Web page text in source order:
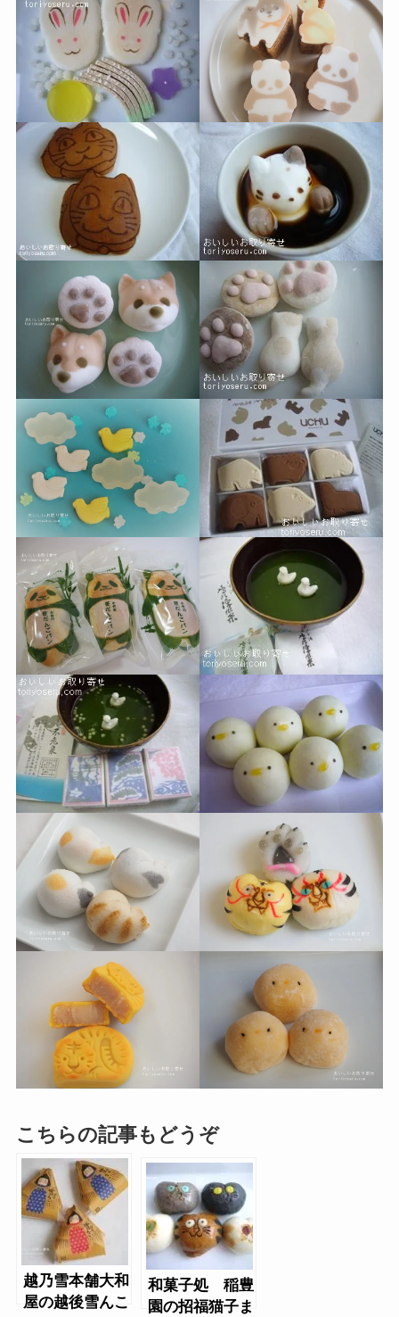
こちらの記事もどうぞ
越乃雪本舗大和
屋の越後雪んこ
和菓子処 稲豊
園の招福猫子ま